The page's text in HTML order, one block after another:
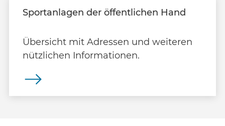
Sportanlagen der öffentlichen Hand
Übersicht mit Adressen und weiteren
nützlichen Informationen.